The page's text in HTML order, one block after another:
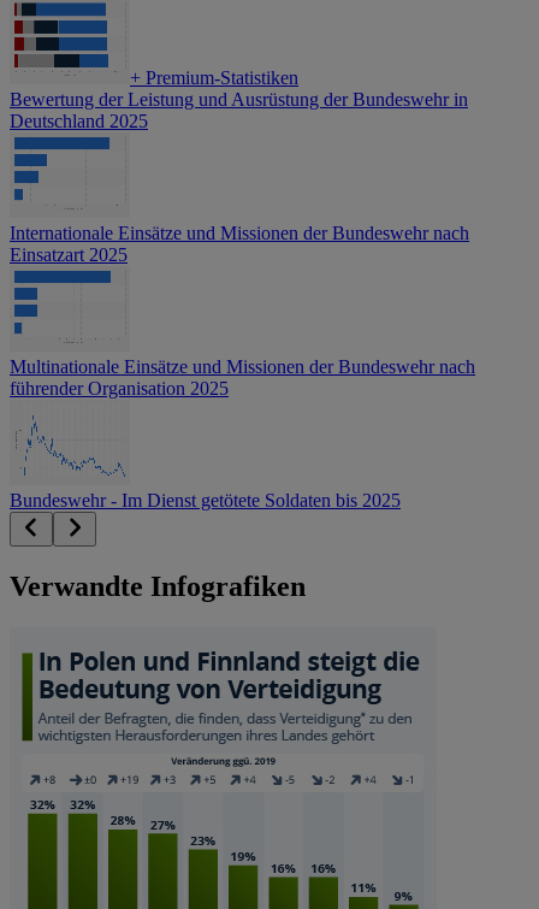
+ Premium-Statistiken
Bewertung der Leistung und Ausrüstung der Bundeswehr in
Deutschland 2025
Internationale Einsätze und Missionen der Bundeswehr nach
Einsatzart 2025
Multinationale Einsätze und Missionen der Bundeswehr nach
führender Organisation 2025
Bundeswehr - Im Dienst getötete Soldaten bis 2025
Verwandte Infografiken